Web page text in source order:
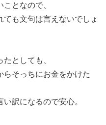
となので、
も文句は言えないでしょ
としても、
らそっちにお金をかけた
訳になるので安心。